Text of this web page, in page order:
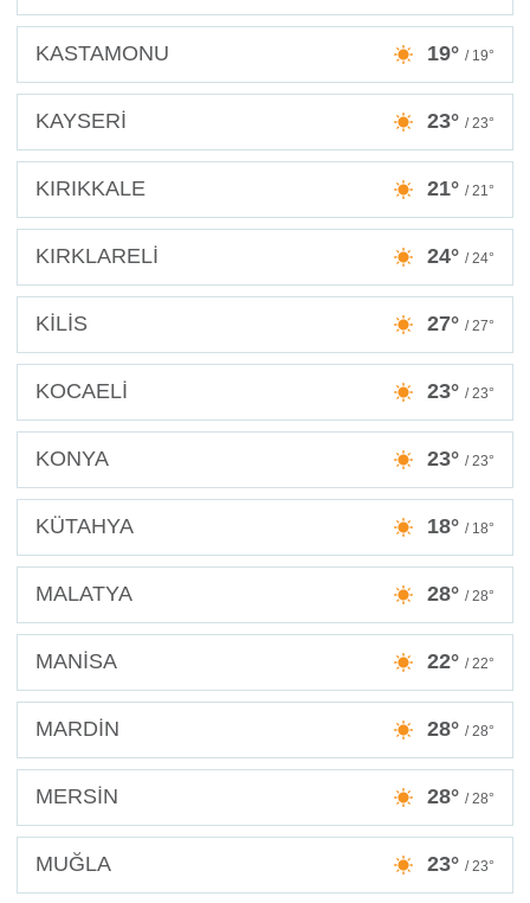
KASTAMONU 19° / 19°
KAYSERİ 23° / 23°
KIRIKKALE 21° / 21°
KIRKLARELİ 24° / 24°
KİLİS 27° / 27°
KOCAELİ 23° / 23°
KONYA 23° / 23°
KÜTAHYA 18° / 18°
MALATYA 28° / 28°
MANİSA 22° / 22°
MARDİN 28° / 28°
MERSİN 28° / 28°
MUĞLA 23° / 23°